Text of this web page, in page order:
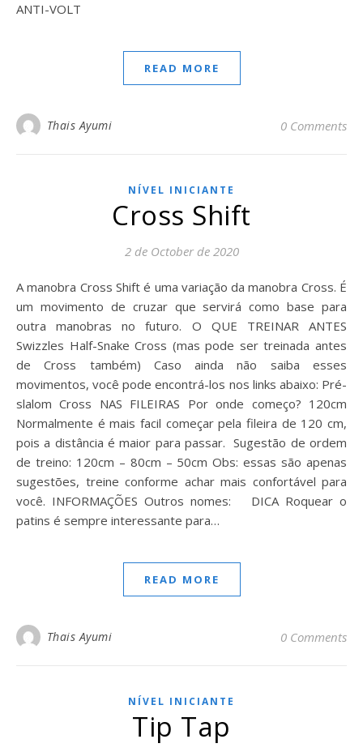
ANTI-VOLT
READ MORE
Thais Ayumi 0 Comments
NÍVEL INICIANTE
Cross Shift
2 de October de 2020
A manobra Cross Shift é uma variação da manobra Cross. É
um movimento de cruzar que servirá como base para
outra manobras no futuro. O QUE TREINAR ANTES
Swizzles Half-Snake Cross (mas pode ser treinada antes
de Cross também) Caso ainda não saiba esses
movimentos, você pode encontrá-los nos links abaixo: Pré-
slalom Cross NAS FILEIRAS Por onde começo? 120cm
Normalmente é mais facil começar pela fileira de 120 cm,
pois a distância é maior para passar. Sugestão de ordem
de treino: 120cm – 80cm – 50cm Obs: essas são apenas
sugestões, treine conforme achar mais confortável para
você. INFORMAÇÕES Outros nomes: DICA Roquear o
patins é sempre interessante para…
READ MORE
Thais Ayumi 0 Comments
NÍVEL INICIANTE
Tip Tap